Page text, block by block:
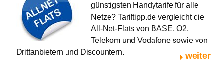
günstigsten Handytarife für alle
Netze? Tariftipp.de vergleicht die
All-Net-Flats von BASE, O2,
Telekom und Vodafone sowie von
Drittanbietern und Discountern.
weiter